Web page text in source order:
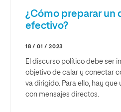
¿Cómo preparar un
efectivo?
18 / 01 / 2023
El discurso político debe ser
objetivo de calar y conectar
va dirigido. Para ello, hay que
con mensajes directos.